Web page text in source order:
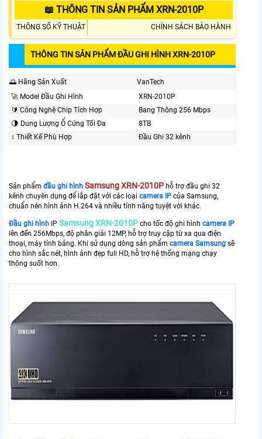
📖 THÔNG TIN SẢN PHẨM XRN-2010P
THÔNG SỐ KỸ THUẬT CHÍNH SÁCH BẢO HÀNH
THÔNG TIN SẢN PHẨM ĐẦU GHI HÌNH XRN-2010P
🌅 Hãng Sản Xuất
VanTech
🚀 Model Đầu Ghi Hình
XRN-2010P
🔰 Công Nghệ Chip Tích Hợp
Bang Thông 256 Mbps
🌗 Dung Lượng Ổ Cứng Tối Đa
8TB
↕️ Thiết Kế Phù Hợp
Đầu Ghi 32 kênh
Sản phẩm đầu ghi hình Samsung XRN-2010P hỗ trợ đầu ghi 32
kênh chuyên dụng để lắp đặt với các loại camera IP của Samsung,
chuẩn nén hình ảnh H.264 và nhiều tính năng tuyệt vời khác.
Đầu ghi hình IP Samsung XRN-2010P cho tốc độ ghi hình camera IP
lên đến 256Mbps, độ phân giải 12MP, hỗ trợ truy cập từ xa qua điện
thoại, máy tính bảng. Khi sử dụng dòng sản phẩm camera Samsung sẽ
cho hình sắc nét, hình ảnh đẹp full HD, hỗ trợ hệ thống mạng chạy
thông suốt hơn.